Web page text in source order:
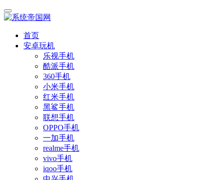
首页
安卓玩机
乐视手机
酷派手机
360手机
小米手机
红米手机
黑鲨手机
联想手机
OPPO手机
一加手机
realme手机
vivo手机
iqoo手机